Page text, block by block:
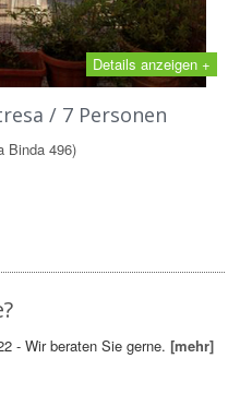
Details anzeigen +
/ 7 Personen
Binda 496)
- Wir beraten Sie gerne.[mehr]